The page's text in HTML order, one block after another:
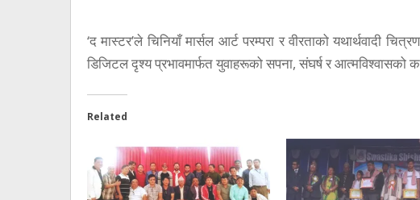
‘द मास्टर’ले चिनियाँ मार्सल आर्ट परम्परा र वीरताको यथार्थवादी
डिजिटल दृश्य प्रभावमार्फत युवाहरूको सपना, संघर्ष र आत्मविश्वासको
Related